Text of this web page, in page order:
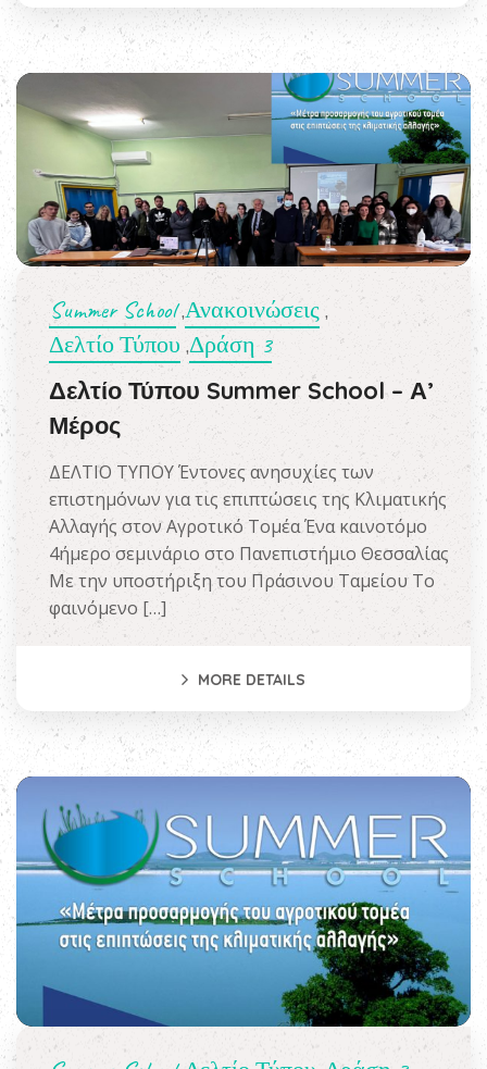
Summer School,Ανακοινώσεις ,
Δελτίο Τύπου ,Δράση 3
Δελτίο Τύπου Summer School – Α’
Μέρος
ΔΕΛΤΙΟ ΤΥΠΟΥ Έντονες ανησυχίες των
επιστημόνων για τις επιπτώσεις της Κλιματικής
Αλλαγής στον Αγροτικό Τομέα Ένα καινοτόμο
4ήμερο σεμινάριο στο Πανεπιστήμιο Θεσσαλίας
Με την υποστήριξη του Πράσινου Ταμείου Το
φαινόμενο […]
MORE DETAILS